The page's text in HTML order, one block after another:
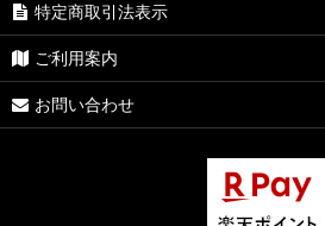
特定商取引法表示
ご利用案内
お問い合わせ